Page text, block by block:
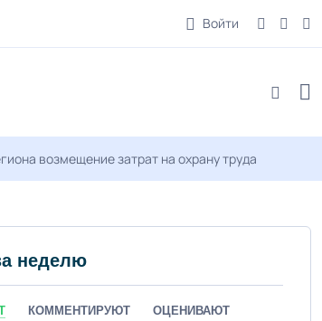
Войти
возмещение затрат на охрану труда
неделю
КОММЕНТИРУЮТ ОЦЕНИВАЮТ